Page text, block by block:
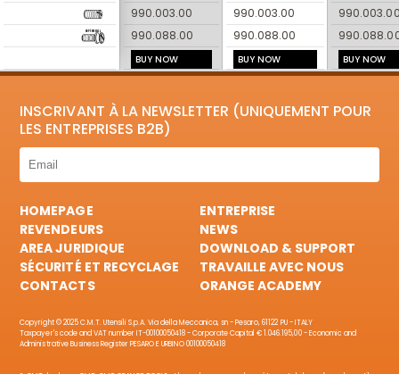
990.003.00
990.088.00
BUY NOW
990.003.00
990.088.00
BUY NOW BUY NOW
INSCRIVANT À LA NEWSLETTER (UNIQUEMENT POUR
LES ENTREPRISES B2B)
HOMEPAGE
ENTREPRISE
REVENDEURS
NEWS
AREA JURIDIQUE
DOWNLOAD & SUPPORT
SÉCURITÉ ET RECYCLAGE
TRAVAILLE AVEC NOUS
CONTACTS
ORANGE ACADEMY
Copyright © 2025 C.M.T. Utensili S.p.A. Via della Meccanica, sn - Pesaro, 61122 PU - ITALY
Taxpayer's code and VAT number IT-00100050418 - Corporate Capital € 1.046.195,00 - Economic and
Administrative Business Register PESARO E URBINO 00100050418